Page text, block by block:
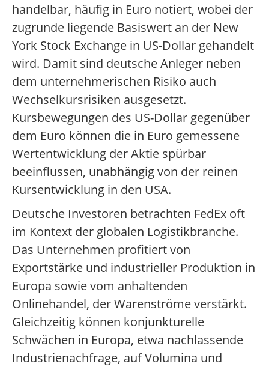
handelbar, häufig in Euro notiert, wobei der
zugrunde liegende Basiswert an der New
York Stock Exchange in US-Dollar gehandelt
wird. Damit sind deutsche Anleger neben
dem unternehmerischen Risiko auch
Wechselkursrisiken ausgesetzt.
Kursbewegungen des US-Dollar gegenüber
dem Euro können die in Euro gemessene
Wertentwicklung der Aktie spürbar
beeinflussen, unabhängig von der reinen
Kursentwicklung in den USA.
Deutsche Investoren betrachten FedEx oft
im Kontext der globalen Logistikbranche.
Das Unternehmen profitiert von
Exportstärke und industrieller Produktion in
Europa sowie vom anhaltenden
Onlinehandel, der Warenströme verstärkt.
Gleichzeitig können konjunkturelle
Schwächen in Europa, etwa nachlassende
Industrienachfrage, auf Volumina und